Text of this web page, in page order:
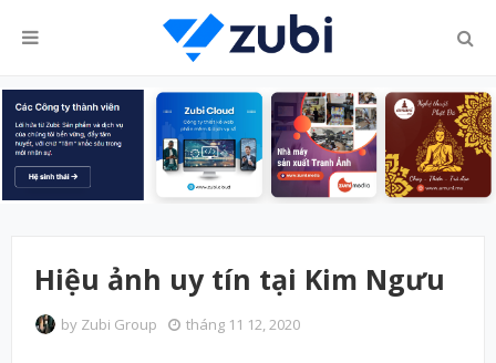
Hiệu ảnh uy tín tại Kim Ngưu
by Zubi Group tháng 11 12, 2020